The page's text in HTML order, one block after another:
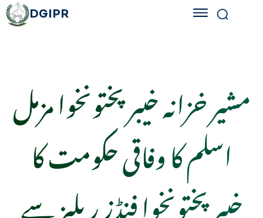
DGIPR
مشیر خزانہ خیبرپختونخوا مزمل
اسلم کا وفاقی حکومت کا
خیبرپختونخوا فنڈز ریلیز سے